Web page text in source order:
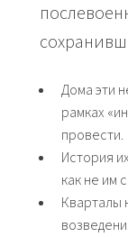
Дома эти
рамках
провести.
История
как не им
Кварталы